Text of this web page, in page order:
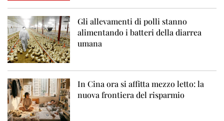
Gli allevamenti di polli stanno
alimentando i batteri della diarrea
umana
In Cina ora si affitta mezzo letto: la
nuova frontiera del risparmio